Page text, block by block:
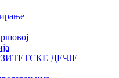
ДЕЧЈЕ